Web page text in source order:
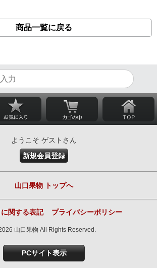
商品一覧に戻る
ようこそ ゲストさん
新規会員登録
山口果物 トップへ
関する表記 プライバシーポリシー
山口果物 All Rights Reserved.
PCサイト表示